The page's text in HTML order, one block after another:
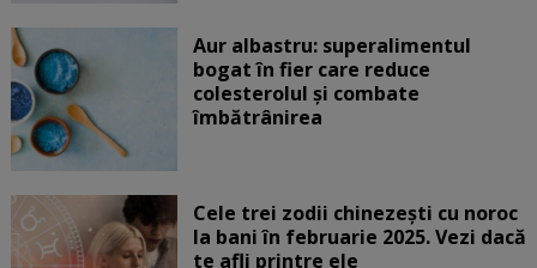
Aur albastru: superalimentul
bogat în fier care reduce
colesterolul și combate
îmbătrânirea
Cele trei zodii chinezești cu noroc
la bani în februarie 2025. Vezi dacă
te afli printre ele